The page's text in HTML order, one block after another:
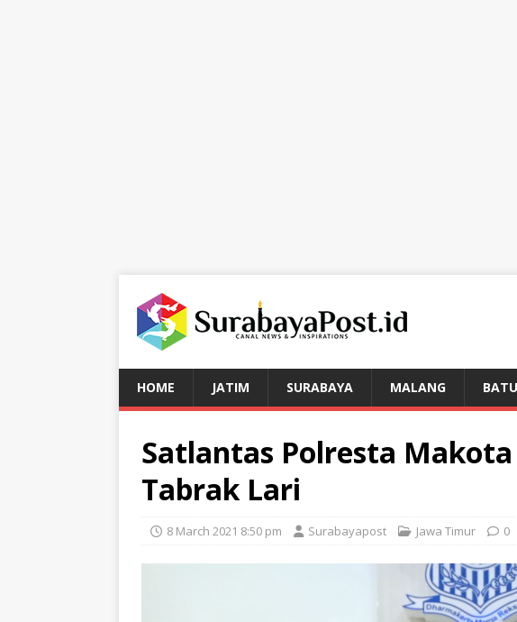
HOME JATIM SURABAYA MALANG BATU
Satlantas Polresta Makota
Tabrak Lari
8 March 2021 8:50 pm Surabayapost Jawa Timur 0